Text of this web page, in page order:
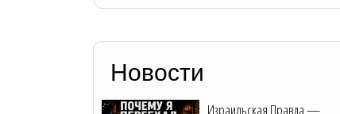
Новости
Израильская Правда —